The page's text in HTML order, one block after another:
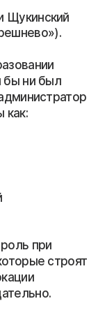
Щукинский
бы ни был
как:
при
строят